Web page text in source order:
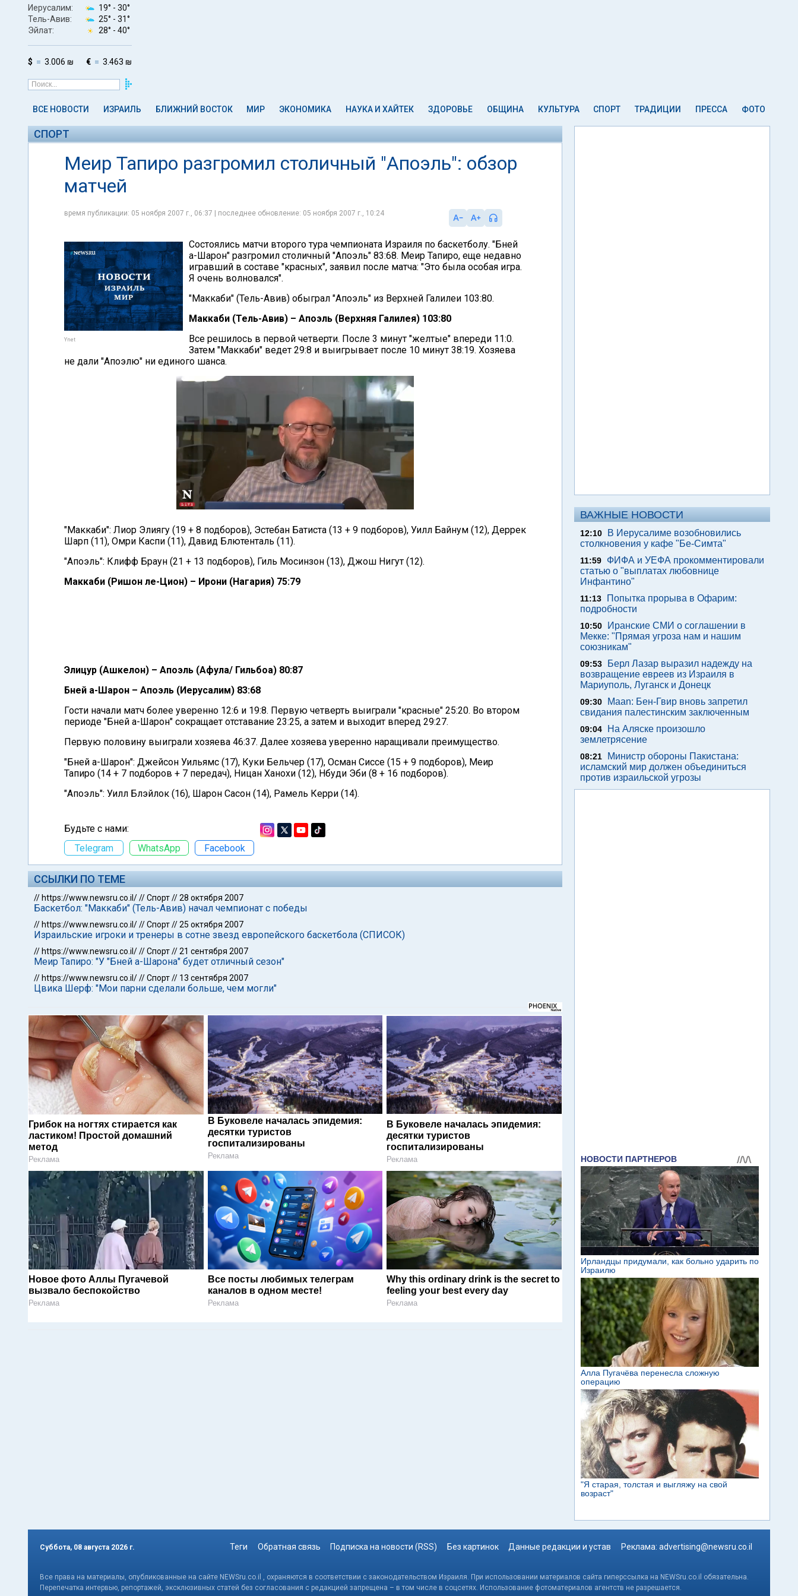
Иерусалим: 19° - 30°
Тель-Авив:
25° - 31°
Эйлат:
28° - 40°
$ 3.006 ₪ € 3.463 ₪
ВСЕ НОВОСТИ ИЗРАИЛЬ БЛИЖНИЙ ВОСТОК МИР ЭКОНОМИКА НАУКА И ХАЙТЕК ЗДОРОВЬЕ ОБЩИНА КУЛЬТУРА СПОРТ ТРАДИЦИИ ПРЕССА ФОТО
СПОРТ
Меир Тапиро разгромил столичный "Апоэль": обзор
матчей
время публикации: 05 ноября 2007 г., 06:37 | последнее обновление: 05 ноября 2007 г., 10:24
Ynet
Состоялись матчи второго тура чемпионата Израиля по баскетболу. "Бней
а-Шарон" разгромил столичный "Апоэль" 83:68. Меир Тапиро, еще недавно
игравший в составе "красных", заявил после матча: "Это была особая игра.
Я очень волновался".
"Маккаби" (Тель-Авив) обыграл "Апоэль" из Верхней Галилеи 103:80.
Маккаби (Тель-Авив) – Апоэль (Верхняя Галилея) 103:80
Все решилось в первой четверти. После 3 минут "желтые" впереди 11:0.
Затем "Маккаби" ведет 29:8 и выигрывает после 10 минут 38:19. Хозяева
не дали "Апоэлю" ни единого шанса.
"Маккаби": Лиор Элиягу (19 + 8 подборов), Эстебан Батиста (13 + 9 подборов), Уилл Байнум (12), Деррек
Шарп (11), Омри Каспи (11), Давид Блютенталь (11).
"Апоэль": Клифф Браун (21 + 13 подборов), Гиль Мосинзон (13), Джош Нигут (12).
Маккаби (Ришон ле-Цион) – Ирони (Нагария) 75:79
Элицур (Ашкелон) – Апоэль (Афула/ Гильбоа) 80:87
Бней а-Шарон – Апоэль (Иерусалим) 83:68
Гости начали матч более уверенно 12:6 и 19:8. Первую четверть выиграли "красные" 25:20. Во втором
периоде "Бней а-Шарон" сокращает отставание 23:25, а затем и выходит вперед 29:27.
Первую половину выиграли хозяева 46:37. Далее хозяева уверенно наращивали преимущество.
"Бней а-Шарон": Джейсон Уильямс (17), Куки Бельчер (17), Осман Сиссе (15 + 9 подборов), Меир
Тапиро (14 + 7 подборов + 7 передач), Ницан Ханохи (12), Нбуди Эби (8 + 16 подборов).
"Апоэль": Уилл Блэйлок (16), Шарон Сасон (14), Рамель Керри (14).
Будьте с нами:
Telegram
WhatsApp Facebook
ССЫЛКИ ПО ТЕМЕ
// https://www.newsru.co.il///Спорт//28 октября 2007
Баскетбол: "Маккаби" (Тель-Авив) начал чемпионат с победы
// https://www.newsru.co.il///Спорт//25 октября 2007
Израильские игроки и тренеры в сотне звезд европейского баскетбола (СПИСОК)
// https://www.newsru.co.il///Спорт//21 сентября 2007
Меир Тапиро: "У "Бней а-Шарона" будет отличный сезон"
// https://www.newsru.co.il///Спорт// 13 сентября 2007
Цвика Шерф: "Мои парни сделали больше, чем могли"
Грибок на ногтях стирается как
ластиком! Простой домашний
метод
Реклама
В Буковеле началась эпидемия:
десятки туристов
госпитализированы
Реклама
В Буковеле началась эпидемия:
десятки туристов
госпитализированы
Реклама
Новое фото Аллы Пугачевой
вызвало беспокойство
Реклама
Все посты любимых телеграм
каналов в одном месте!
Реклама
Why this ordinary drink is the secret to
feeling your best every day
Реклама
ВАЖНЫЕ НОВОСТИ
12:10
В Иерусалиме возобновились
столкновения у кафе "Бе-Симта"
11:59
ФИФА и УЕФА прокомментировали
статью о "выплатах любовнице
Инфантино"
11:13
Попытка прорыва в Офарим:
подробности
10:50
Иранские СМИ о соглашении в
Мекке: "Прямая угроза нам и нашим
союзникам"
09:53
Берл Лазар выразил надежду на
возвращение евреев из Израиля в
Мариуполь, Луганск и Донецк
09:30
Maan: Бен-Гвир вновь запретил
свидания палестинским заключенным
09:04
На Аляске произошло
землетрясение
08:21
Министр обороны Пакистана:
исламский мир должен объединиться
против израильской угрозы
Суббота, 08 августа 2026 г. Теги Обратная связь Подписка на новости (RSS) Без картинок Данные редакции и устав Реклама: advertising@newsru.co.il
Все права на материалы, опубликованные на сайте NEWSru.co.il , охраняются в соответствии с законодательством Израиля. При использовании материалов сайта гиперссылка на NEWSru.co.il обязательна.
Перепечатка интервью, репортажей, эксклюзивных статей без согласования с редакцией запрещена – в том числе в соцсетях. Использование фотоматериалов агентств не разрешается.